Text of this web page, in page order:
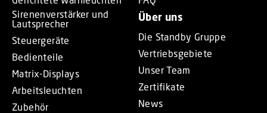
Sirenenverstärker und
Lautsprecher
Steuergeräte
Bedienteile
Matrix-Displays
Arbeitsleuchten
Zubehör
Über uns
Die Standby Gruppe
Vertriebsgebiete
Unser Team
Zertifikate
News